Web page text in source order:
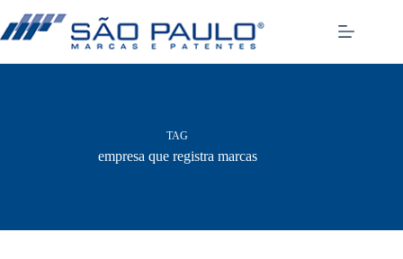
para
o
TAG
empresa que registra marcas